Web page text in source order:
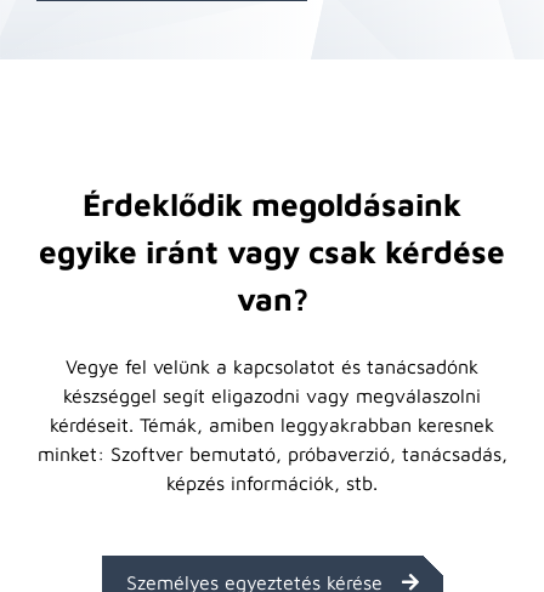
Érdeklődik megoldásaink
egyike iránt vagy csak kérdése
van?
Vegye fel velünk a kapcsolatot és tanácsadónk
készséggel segít eligazodni vagy megválaszolni
kérdéseit. Témák, amiben leggyakrabban keresnek
minket: Szoftver bemutató, próbaverzió, tanácsadás,
képzés információk, stb.
Személyes egyeztetés kérése